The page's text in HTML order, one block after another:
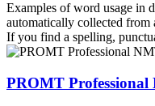
Examples of word usage in
automatically collected from
If you find a spelling,
PROMT Professional